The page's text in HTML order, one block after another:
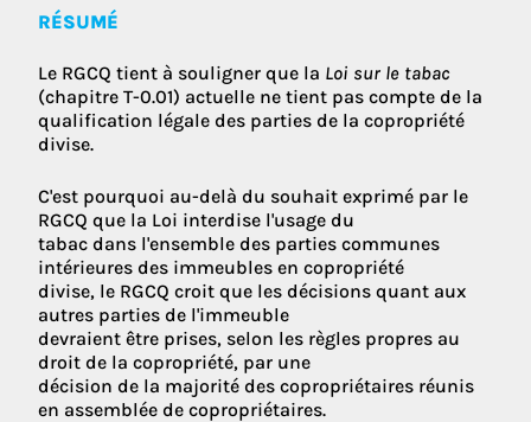
RÉSUMÉ
Le RGCQ tient à souligner que la Loi sur le tabac
(chapitre T-0.01) actuelle ne tient pas compte de la
qualification légale des parties de la copropriété
divise.
C'est pourquoi au-delà du souhait exprimé par le
RGCQ que la Loi interdise l'usage du
tabac dans l'ensemble des parties communes
intérieures des immeubles en copropriété
divise, le RGCQ croit que les décisions quant aux
autres parties de l'immeuble
devraient être prises, selon les règles propres au
droit de la copropriété, par une
décision de la majorité des copropriétaires réunis
en assemblée de copropriétaires.